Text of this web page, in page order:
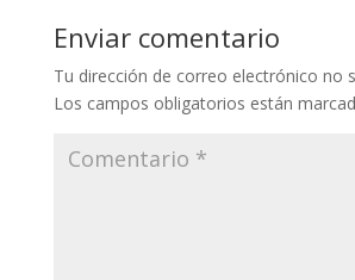
Enviar comentario
Tu dirección de correo electrónico no
Los campos obligatorios están